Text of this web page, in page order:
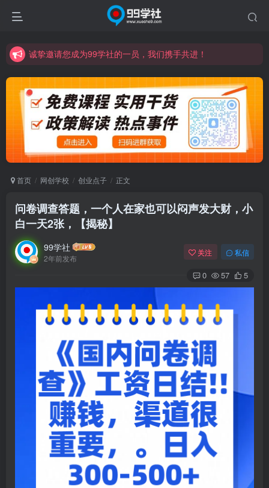
诚挚邀请您成为99学社的一员，我们携手共进！
诚挚邀请您成为99学社的一员，我们携手共进！
学习路上不孤独，99学社与你同行！分享全网优质VIP资源，炒股教程、创业教程、网络营销教程、自媒体短视频教程等，长期更新各大精品创业项目！
首页 网创学校 创业点子 正文
问卷调查答题，一个人在家也可以闷声发大财，小
白一天2张，【揭秘】
99学社
2年前发布
关注 私信
0 57 5